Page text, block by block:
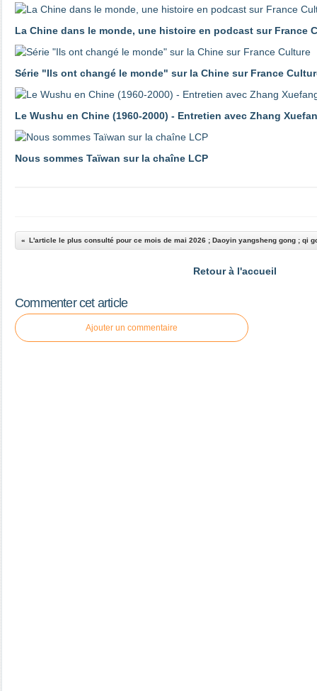
La Chine dans le monde, une histoire en podcast sur France
Série "Ils ont changé le monde" sur la Chine sur France
Le Wushu en Chine (1960-2000) - Entretien avec Zhang
Nous sommes Taïwan sur la chaîne LCP
Retour à l'accueil
Commenter cet article
Ajouter un commentaire